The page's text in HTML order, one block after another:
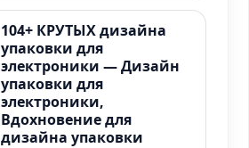
104+ КРУТЫХ дизайна
упаковки для
электроники — Дизайн
упаковки для
электроники,
Вдохновение для
дизайна упаковки